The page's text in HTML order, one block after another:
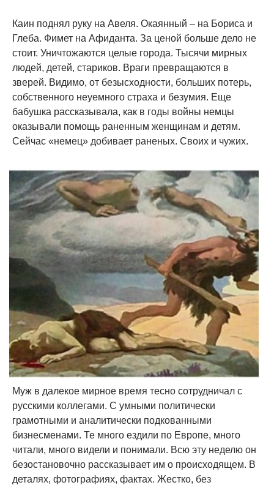
Каин поднял руку на Авеля. Окаянный – на Бориса и
Глеба. Фимет на Афиданта. За ценой больше дело не
стоит. Уничтожаются целые города. Тысячи мирных
людей, детей, стариков. Враги превращаются в
зверей. Видимо, от безысходности, больших потерь,
собственного неуемного страха и безумия. Еще
бабушка рассказывала, как в годы войны немцы
оказывали помощь раненным женщинам и детям.
Сейчас «немец» добивает раненых. Своих и чужих.
Муж в далекое мирное время тесно сотрудничал с
русскими коллегами. С умными политически
грамотными и аналитически подкованными
бизнесменами. Те много ездили по Европе, много
читали, много видели и понимали. Всю эту неделю он
безостановочно рассказывает им о происходящем. В
деталях, фотографиях, фактах. Жестко, без